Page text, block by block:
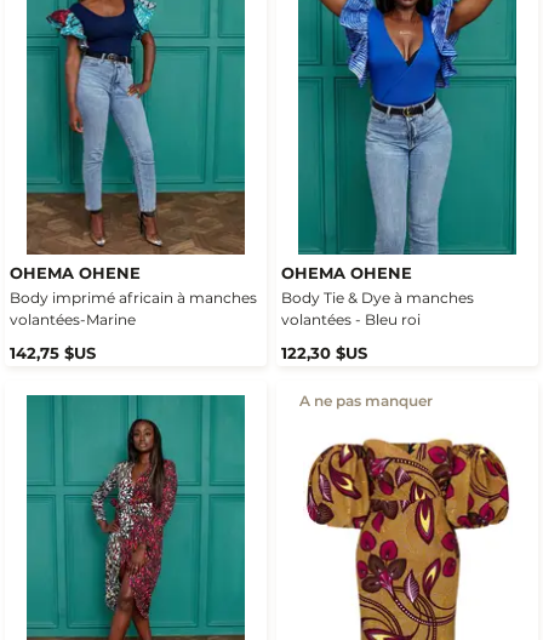
OHEMA OHENE
Body imprimé africain à manches
volantées-Marine
142,75 $US
OHEMA OHENE
Body Tie & Dye à manches
volantées - Bleu roi
122,30 $US
A ne pas manquer